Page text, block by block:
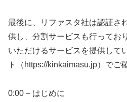
最後に、リファスタ社は認証さ
供し、分割サービスも行ってお
いただけるサービスを提供して
ト（https://kinkaimasu.jp）でご
0:00 – はじめに